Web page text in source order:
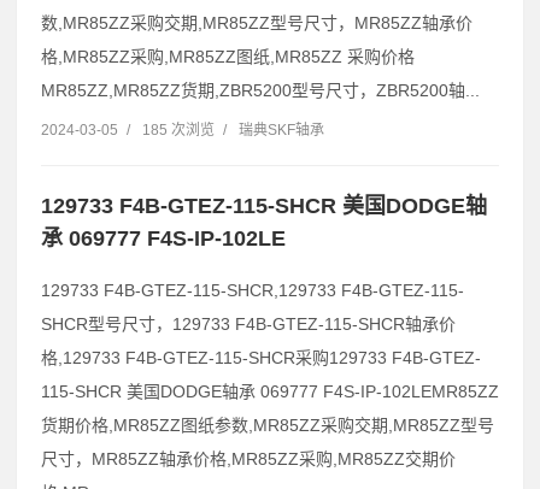
数,MR85ZZ采购交期,MR85ZZ型号尺寸，MR85ZZ轴承价
格,MR85ZZ采购,MR85ZZ图纸,MR85ZZ 采购价格
MR85ZZ,MR85ZZ货期,ZBR5200型号尺寸，ZBR5200轴...
2024-03-05 / 185 次浏览 / 瑞典SKF轴承
129733 F4B-GTEZ-115-SHCR 美国DODGE轴
承 069777 F4S-IP-102LE
129733 F4B-GTEZ-115-SHCR,129733 F4B-GTEZ-115-
SHCR型号尺寸，129733 F4B-GTEZ-115-SHCR轴承价
格,129733 F4B-GTEZ-115-SHCR采购129733 F4B-GTEZ-
115-SHCR 美国DODGE轴承 069777 F4S-IP-102LEMR85ZZ
货期价格,MR85ZZ图纸参数,MR85ZZ采购交期,MR85ZZ型号
尺寸，MR85ZZ轴承价格,MR85ZZ采购,MR85ZZ交期价